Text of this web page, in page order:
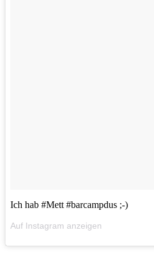
Ich hab #Mett #barcampdus ;-)
Auf Instagram anzeigen